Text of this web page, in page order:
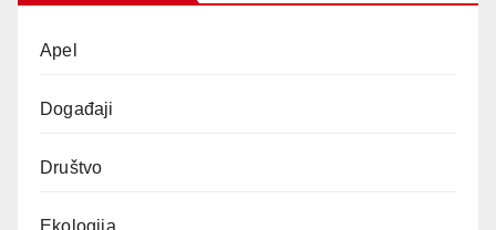
Apel
Događaji
Društvo